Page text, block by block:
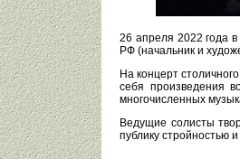
26 апреля 2022 года
РФ (начальник и
На концерт
себя произведения
многочисленных
Ведущие солисты
публику стройностью